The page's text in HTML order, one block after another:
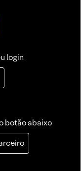
login
botão abaixo